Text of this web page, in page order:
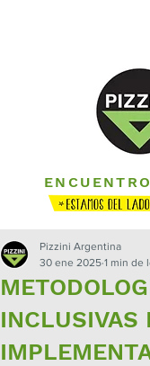
INCLUSIVAS
Pizzini Argentina
30 ene 2025 1 min de